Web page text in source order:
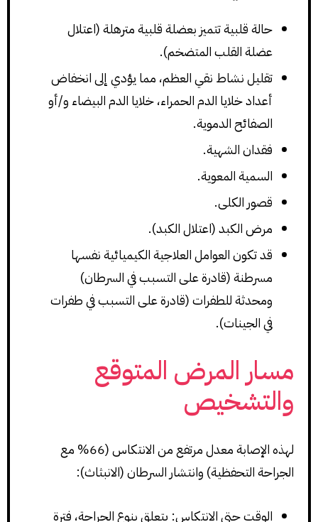
حالة قلبية تتميز بعضلة قلبية مترهلة (اعتلال
عضلة القلب المتضخم).
تقليل نشاط نقي العظم، مما يؤدي إلى انخفاض
أعداد خلايا الدم الحمراء، خلايا الدم البيضاء و/أو
الصفائح الدموية.
فقدان الشهية.
السمية المعوية.
قصور الكلى.
مرض الكبد (اعتلال الكبد).
قد تكون العوامل العلاجية الكيميائية نفسها
مسرطنة (قادرة على التسبب في السرطان)
ومحدثة للطفرات (قادرة على التسبب في طفرات
في الجينات).
مسار المرض المتوقع
والتشخيص
لهذه الإصابة معدل مرتفع من الانتكاس (66% مع
الجراحة التحفظية) وانتشار السرطان (الانبثاث):
الوقت حتى الانتكاس: يتعلق بنوع الجراحة، فترة